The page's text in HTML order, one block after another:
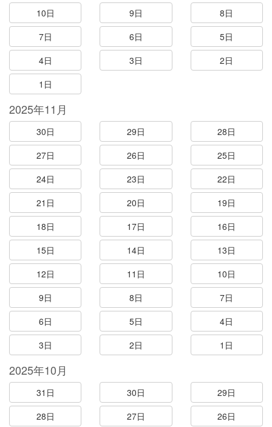
10日
9日
8日
7日
6日
5日
4日
3日
2日
1日
2025年11月
30日 29日
28日
27日
26日
25日
24日
23日
22日
21日
20日
19日
18日
17日
16日
15日
14日
13日
12日
11日
10日
9日
8日
7日
6日
5日
4日
3日
2日 1日
2025年10月
31日 30日
29日
28日
27日
26日